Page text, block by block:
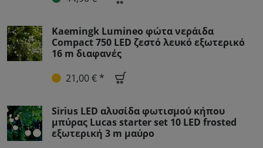
Kaemingk Lumineo φώτα νεράιδα
Compact 750 LED ζεστό λευκό εξωτερικό
16 m διαφανές
21,00 € *
Sirius LED αλυσίδα φωτισμού κήπου
μπύρας Lucas starter set 10 LED frosted
εξωτερική 3 m μαύρο